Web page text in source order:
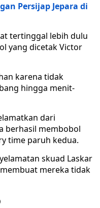
Persijap Jepara di
tertinggal lebih dulu
yang dicetak Victor
karena tidak
hingga menit-
dari
berhasil membobol
time paruh kedua.
skuad Laskar
mereka tidak